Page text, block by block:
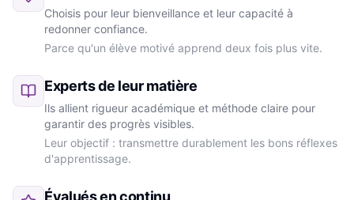
Choisis pour leur bienveillance et leur capacité à
redonner confiance.
Parce qu'un élève motivé apprend deux fois plus vite.
Experts de leur matière
Ils allient rigueur académique et méthode claire pour
garantir des progrès visibles.
Leur objectif : transmettre durablement les bons réflexes
d'apprentissage.
Évalués en continu